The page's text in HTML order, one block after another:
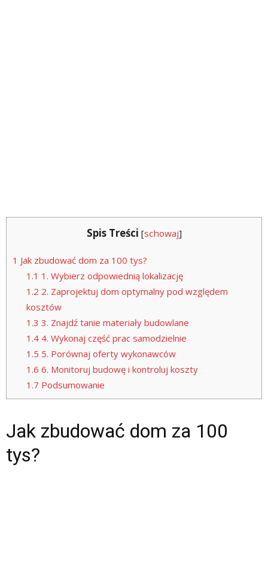
Spis Treści [schowaj]
1 Jak zbudować dom za 100 tys?
1.1 1. Wybierz odpowiednią lokalizację
1.2 2. Zaprojektuj dom optymalny pod względem
kosztów
1.3 3. Znajdź tanie materiały budowlane
1.44. Wykonaj część prac samodzielnie
1.5 5. Porównaj oferty wykonawców
1.6 6. Monitoruj budowę i kontroluj koszty
1.7 Podsumowanie
Jak zbudować dom za 100
tys?